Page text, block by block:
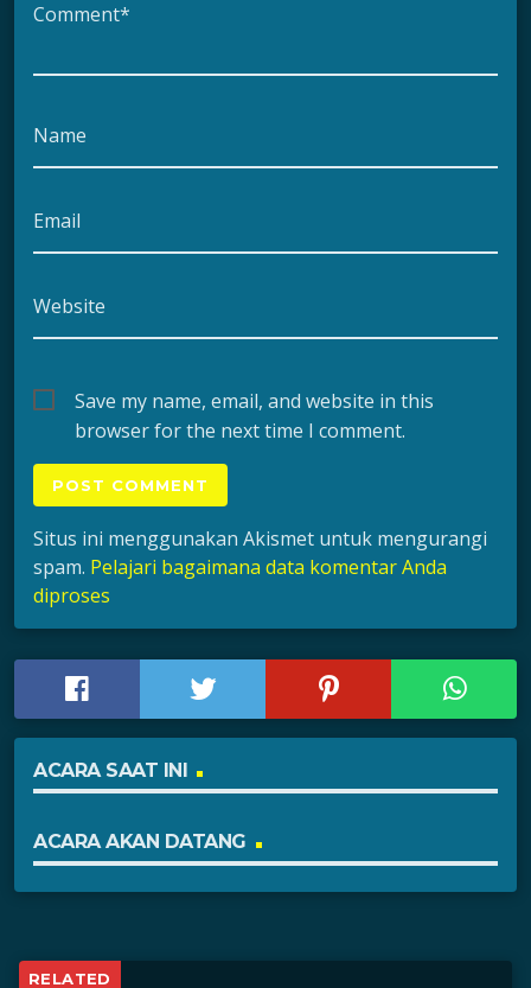
Comment*
Name
Email
Website
Save my name, email, and website in this
browser for the next time I comment.
Situs ini menggunakan Akismet untuk mengurangi
spam. Pelajari bagaimana data komentar Anda
diproses
ACARA SAAT INI
ACARA AKAN DATANG
RELATED